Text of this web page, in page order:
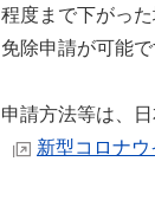
程度まで下がっ
免除申請が可能で
申請方法等は、
新型コロナ